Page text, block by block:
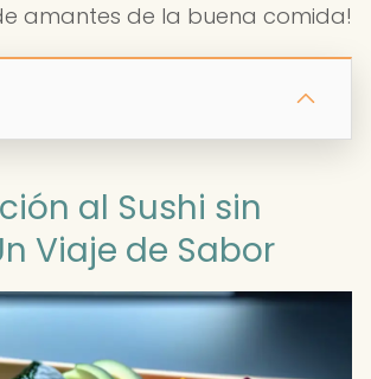
amantes de la buena comida!
al Sushi sin
Viaje de Sabor